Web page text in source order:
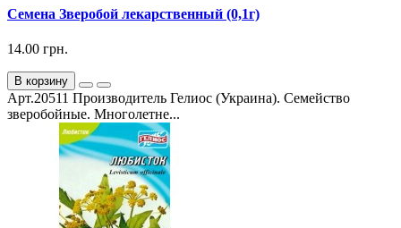
Семена Зверобой лекарственный (0,1г)
14.00 грн.
В корзину
Арт.20511 Производитель Гелиос (Украина). Семейство
зверобойные. Многолетне...